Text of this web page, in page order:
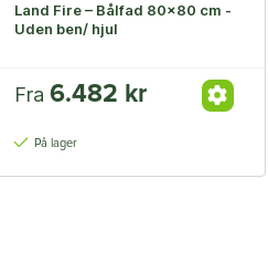
Land Fire – Bålfad 80×80 cm -
Uden ben/ hjul
Fra 6.482 kr
På lager